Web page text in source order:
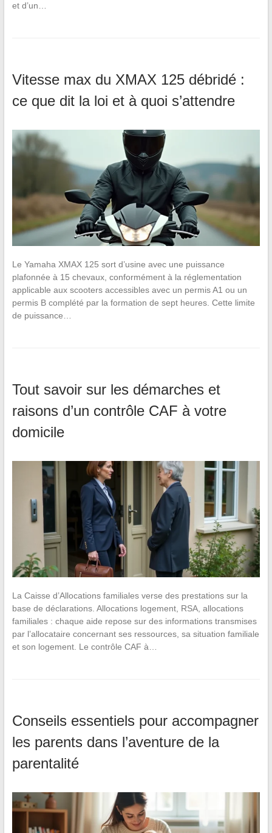
et d’un…
Vitesse max du XMAX 125 débridé :
ce que dit la loi et à quoi s’attendre
Le Yamaha XMAX 125 sort d’usine avec une puissance
plafonnée à 15 chevaux, conformément à la réglementation
applicable aux scooters accessibles avec un permis A1 ou un
permis B complété par la formation de sept heures. Cette limite
de puissance…
Tout savoir sur les démarches et
raisons d’un contrôle CAF à votre
domicile
La Caisse d’Allocations familiales verse des prestations sur la
base de déclarations. Allocations logement, RSA, allocations
familiales : chaque aide repose sur des informations transmises
par l’allocataire concernant ses ressources, sa situation familiale
et son logement. Le contrôle CAF à…
Conseils essentiels pour accompagner
les parents dans l’aventure de la
parentalité